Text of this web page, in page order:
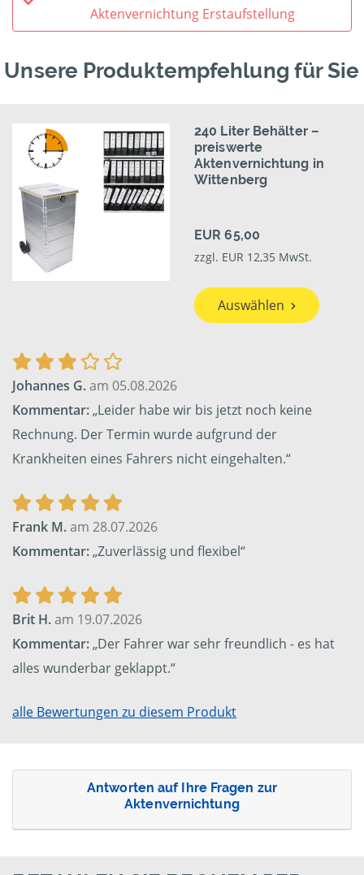
Aktenvernichtung Erstaufstellung
Unsere Produktempfehlung für Sie
240 Liter Behälter –
preiswerte
Aktenvernichtung in
Wittenberg
EUR 65,00
zzgl. EUR 12,35 MwSt.
Auswählen
Johannes G.am 05.08.2026
Kommentar:„Leider habe wir bis jetzt noch keine
Rechnung. Der Termin wurde aufgrund der
Krankheiten eines Fahrers nicht eingehalten.“
Frank M.am 28.07.2026
Kommentar:„Zuverlässig und flexibel“
Brit H.am 19.07.2026
Kommentar:„Der Fahrer war sehr freundlich - es hat
alles wunderbar geklappt.“
alle Bewertungen zu diesem Produkt
Antworten auf Ihre Fragen zur
Aktenvernichtung